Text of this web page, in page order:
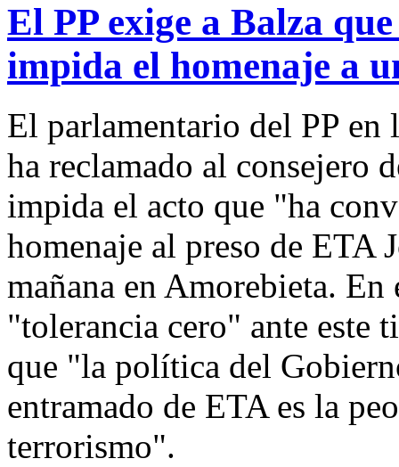
El PP exige a Balza
impida el homenaje a
El parlamentario del PP en
ha reclamado al consejero
impida el acto que "ha
homenaje al preso de ETA
mañana en Amorebieta.
"tolerancia cero" ante este
que "la política del
entramado de ETA es la
terrorismo".